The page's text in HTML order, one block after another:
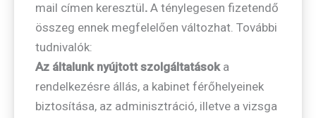
mail címen keresztül. A ténylegesen fizetendő
összeg ennek megfelelően változhat. További
tudnivalók:
Az általunk nyújtott szolgáltatásoka
rendelkezésre állás, a kabinet férőhelyeinek
biztosítása, az adminisztráció, illetve a vizsga